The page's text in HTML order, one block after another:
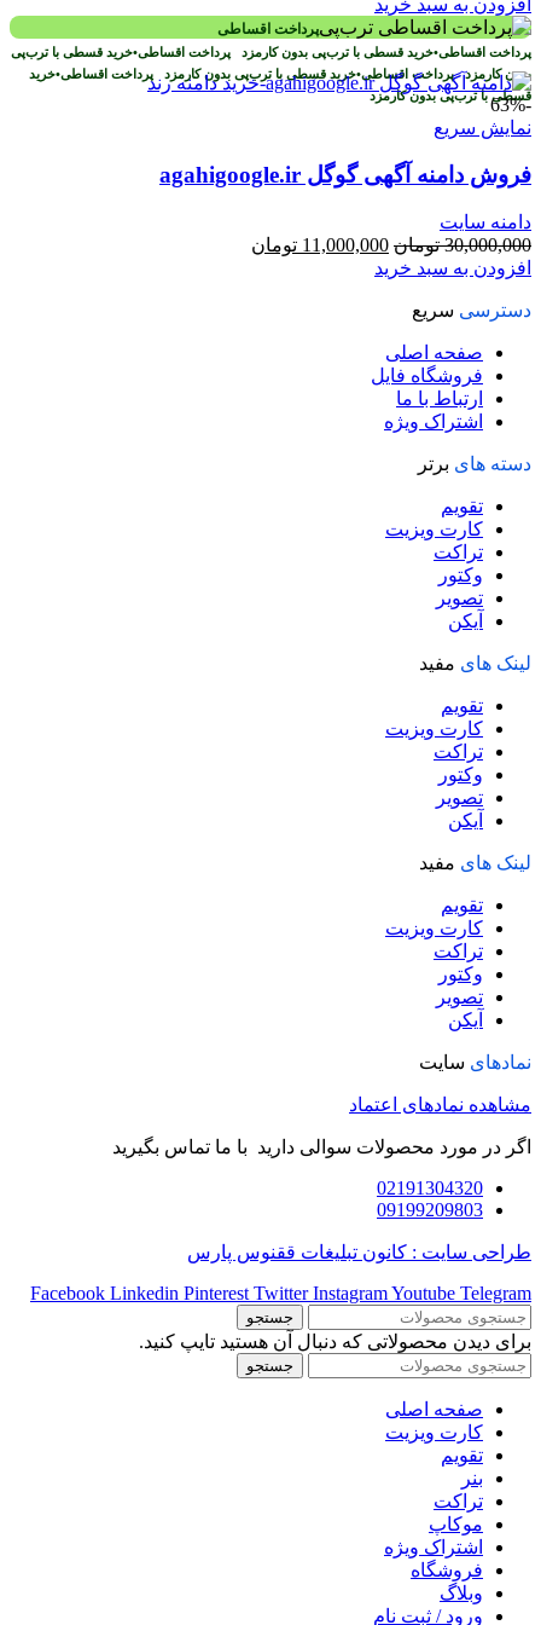
20,000,000 تومان
بود.
است.
پرداخت اقساطی
پرداخت اقساطی•خرید قسطی با ترب‌پی بدون کارمزد پرداخت اقساطی•خرید قسطی با ترب‌پی
بدون کارمزدپرداخت اقساطی•خرید قسطی با ترب‌پی بدون کارمزد پرداخت اقساطی•خرید
قسطی با ترب‌پی بدون کارمزد
-63%
نمایش سریع
فروش دامنه آگهی گوگل agahigoogle.ir
دامنه سایت
30,000,000 تومان قیمت
اصلی
11,000,000 تومان
افزودن به سبد خرید
دسترسی سریع
صفحه اصلی
فروشگاه فایل
ارتباط با ما
اشتراک ویژه
دسته های برتر
تقویم
کارت ویزیت
تراکت
وکتور
تصویر
آیکن
لینک های مفید
تقویم
کارت ویزیت
تراکت
وکتور
تصویر
آیکن
لینک های مفید
تقویم
کارت ویزیت
تراکت
وکتور
تصویر
آیکن
نمادهای سایت
مشاهده نمادهای اعتماد
اگر در مورد محصولات سوالی دارید با ما تماس بگیرید
02191304320
09199209803
طراحی سایت : کانون تبلیغات ققنوس پارس
Facebook Linkedin Pinterest Twitter InstagramYoutube Telegram
جستجو
برای دیدن محصولاتی که دنبال آن هستید تایپ کنید.
جستجو
صفحه اصلی
کارت ویزیت
تقویم
بنر
تراکت
موکاپ
اشتراک ویژه
فروشگاه
وبلاگ
ورود / ثبت نام